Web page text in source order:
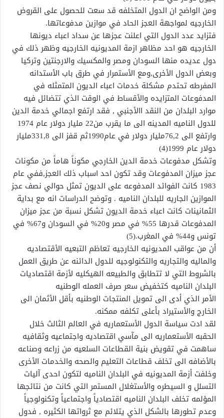
ومن الواضح ان الدول المتخلفه قد سعت للحصول على القروض
الخارجيه لمواجهة العجز الحاد في موازين مدفوعاتها.
فتزايد عدد الدول التي اعلنت عجزها عن سداد اعباء ديونها
الخارجيه هو احد مظاهر ازمة المديونيه الخارجيه وظهر ذلك في
دول عديده منها السودان ومصر والمكسيك والارجنتين وتركيا
وبعض الدول الأخرى,ومع الأستمرار في طرق باب الأستدانه
المفرطه تحتدم مشكلة خدمات اعباء الديون المتمثله في
المدفوعات المتزايده والأقساط في الوقت الذي تتضائل فيه
موارد البلدان من النقد االأجنبي , فقد ارتفع اجمالي خدمة الدين
للدول الناميه المدينه الى ما يقرب من22 مليار دولار عام 1974
وارتفع الى 76,2مليار دولار في عام1990ثم قفز الى 331,8مليار
دولار عام 1999(4)
وتشكل مدفوعات خدمة الدين الخارجي مكوناً هاماً من مكونات
عجز ميزان المدفوعات وقد تكون احد اسباب ذلك العجز,ففي عام
1983 كانت الفوائد المدفوعه على الديون تمثل حوالي نصف عجز
الموازين الجاريه للبلدان الناميه . وتوضح الدراسات انه مع بداية
الثمانينات كانت اعباء خدمة الديون تشكل نسبة من عجز ميزان
المدفوعات قدرها 55% في مصر و20% في السودان و67% في
تونس و44% في المغرب.(5)
أن من عواقب المديونيه الخارجيه تعاظم التبعيه الأقتصاديه
والماليه والتجاريه والتكنولوجيه للدول الدائنه عن طريق العمل
بالشروط التي لا تتطابق والطبيعه الهيكليه لأزمة اقتصاديات
البلدان الناميه كتخفيض سعر صرف العمله الوطنيه
الأمر الذي أدى الى تمويل المنتجات الوطنيه بأقل الأثمان الى
الخارج والأستيراد بأعلى تكلفه ممكنه.
لقد ادت سياسة الدول الأستعماريه في العالم الثالث خلال
الحقبه الأستعماريه الى مآسي اقتصاديه واجتماعيه وثقافيه
ساهمت في تقويض بنية القطاعات السلعيه من زراعه وصناعه
بالأضافه الى تخلف قطاعات التعليم والصحه والخدمات الأخرى
وخلفت أزمة المديونيه في البلدان الناميه لتكون احدى آليات
التسلل و السيطره والأستغلال المستمر التي كانت من نتائجها
المؤلمه تخلف البلدان الناميه اقتصادياً واجتماعياً وتكنولوجياً
وعدم تطورها بالشكل الذي يتلائم مع ثرواتها الكثيره , فدول